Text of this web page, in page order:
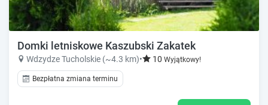
Domki letniskowe Kaszubski Zakatek
Wdzydze Tucholskie (~4.3 km)• 10 Wyjątkowy!
Bezpłatna zmiana terminu